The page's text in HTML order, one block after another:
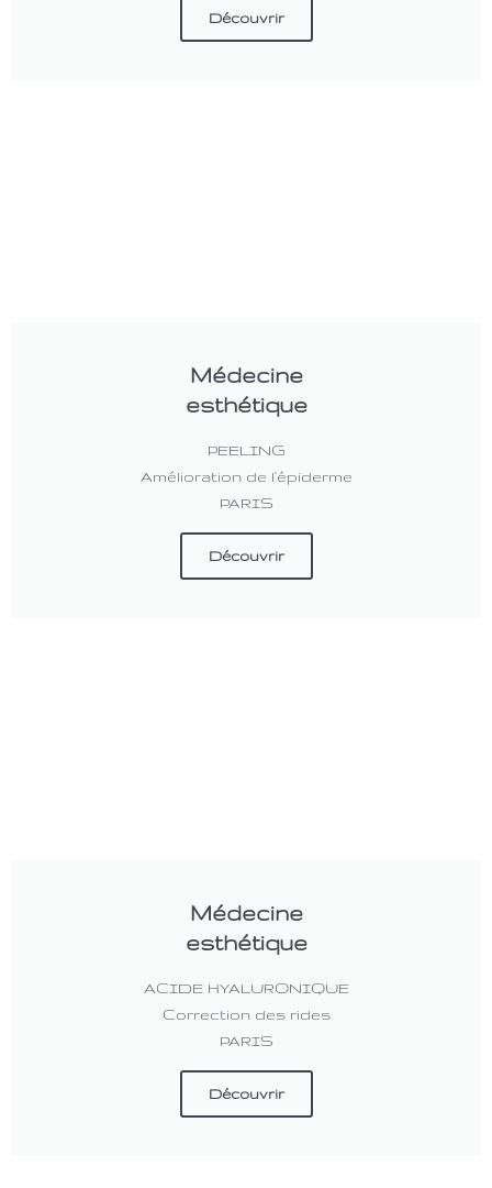
Découvrir
Médecine
esthétique
PEELING
Amélioration de l'épiderme
PARIS
Découvrir
Médecine
esthétique
ACIDE HYALURONIQUE
Correction des rides
PARIS
Découvrir